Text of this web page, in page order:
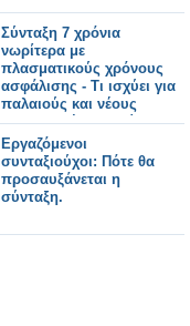
Σύνταξη 7 χρόνια
νωρίτερα με
πλασματικούς χρόνους
ασφάλισης - Τι ισχύει για
παλαιούς και νέους
ασφαλισμένους [πίνακες
και παραδείγματα]
Εργαζόμενοι
συνταξιούχοι: Πότε θα
προσαυξάνεται η
σύνταξη.